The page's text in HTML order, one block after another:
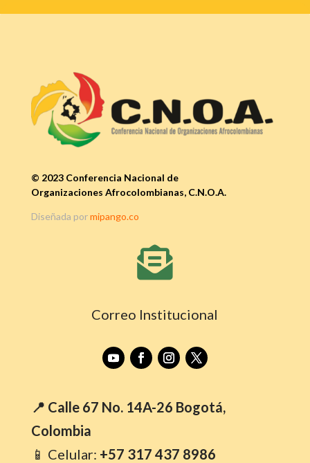
© 2023 Conferencia Nacional de
Organizaciones Afrocolombianas, C.N.O.A.
Diseñada pormipango.co

Correo Institucional
📍 Calle 67 No. 14A-26 Bogotá,
Colombia
📱 Celular: +57 317 437 8986